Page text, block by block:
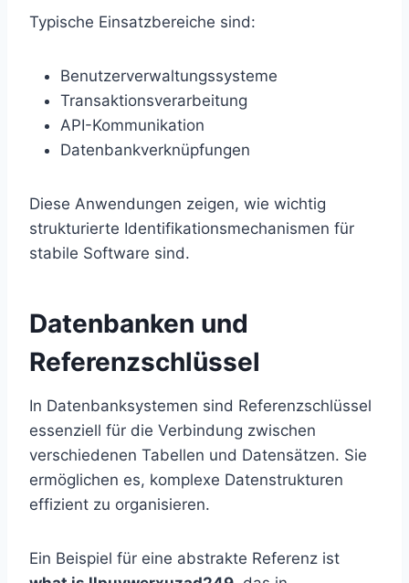
Typische Einsatzbereiche sind:
Benutzerverwaltungssysteme
Transaktionsverarbeitung
API-Kommunikation
Datenbankverknüpfungen
Diese Anwendungen zeigen, wie wichtig
strukturierte Identifikationsmechanismen für
stabile Software sind.
Datenbanken und
Referenzschlüssel
In Datenbanksystemen sind Referenzschlüssel
essenziell für die Verbindung zwischen
verschiedenen Tabellen und Datensätzen. Sie
ermöglichen es, komplexe Datenstrukturen
effizient zu organisieren.
Ein Beispiel für eine abstrakte Referenz ist